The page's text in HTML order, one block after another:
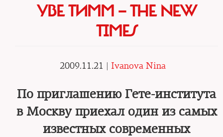
УВЕ ТИММ — THE NEW
TIMES
2009.11.21 | Ivanova Nina
По приглашению Гете-института
в Москву приехал один из самых
известных современных